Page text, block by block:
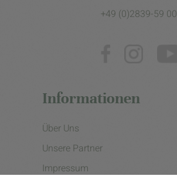
+49 (0)2839-59 00
Informationen
Über Uns
Unsere Partner
Impressum